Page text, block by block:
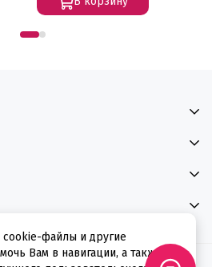
cookie-файлы и другие
Вам в навигации, а также